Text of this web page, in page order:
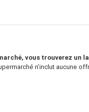
vous trouverez un
n’inclut aucune